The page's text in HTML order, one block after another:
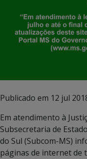
Publicado em 12 jul
Em atendimento à
Subsecretaria de
do Sul (Subcom-MS)
páginas de internet de